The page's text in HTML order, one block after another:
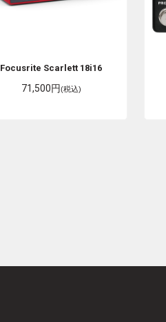
Focusrite Scarlett 18i16
71,500円(税込)